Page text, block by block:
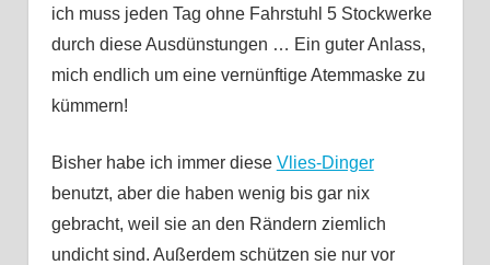
ich muss jeden Tag ohne Fahrstuhl 5 Stockwerke
durch diese Ausdünstungen … Ein guter Anlass,
mich endlich um eine vernünftige Atemmaske zu
kümmern!
Bisher habe ich immer diese Vlies-Dinger
benutzt, aber die haben wenig bis gar nix
gebracht, weil sie an den Rändern ziemlich
undicht sind. Außerdem schützen sie nur vor